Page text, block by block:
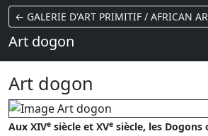
← GALERIE D'ART PRIMITIF / AFRICAN
Art dogon
Art dogon
Aux XIVe siècle et XVe siècle, les Dogons